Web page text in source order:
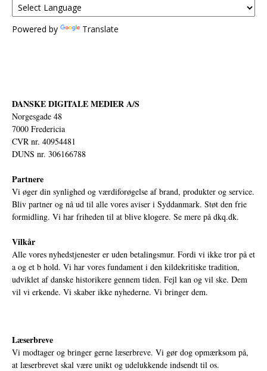
Powered by Translate
DANSKE DIGITALE MEDIER A/S
Norgesgade 48
7000 Fredericia
CVR nr. 40954481
DUNS nr. 306166788
Partnere
Vi øger din synlighed og værdiforøgelse af brand, produkter og service.
Bliv partner og nå ud til alle vores aviser i Syddanmark. Støt den frie
formidling. Vi har friheden til at blive klogere. Se mere på dkq.dk.
Vilkår
Alle vores nyhedstjenester er uden betalingsmur. Fordi vi ikke tror på et
a og et b hold. Vi har vores fundament i den kildekritiske tradition,
udviklet af danske historikere gennem tiden. Fejl kan og vil ske. Dem
vil vi erkende. Vi skaber ikke nyhederne. Vi bringer dem.
Læserbreve
Vi modtager og bringer gerne læserbreve. Vi gør dog opmærksom på,
at læserbrevet skal være unikt og udelukkende indsendt til os.